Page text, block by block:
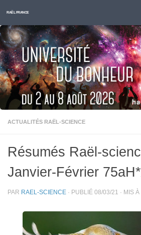
Skip to content
RAËL FRANCE
ACTUALITÉS RAËL-SCIENCE
Résumés Raël-
Janvier-Février
PAR RAEL-SCIENCE · PUBLIÉ 08/03/21 · MIS